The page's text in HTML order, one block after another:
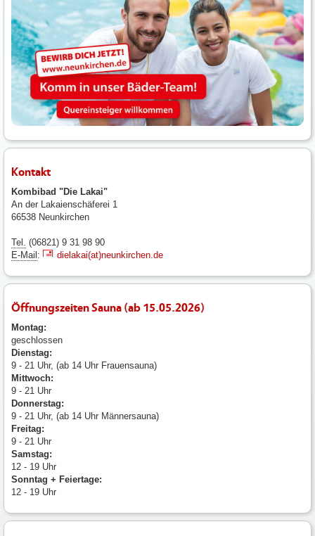
Kontakt
Kombibad "Die Lakai"
An der Lakaienschäferei 1
66538 Neunkirchen
Tel. (06821) 9 31 98 90
E-Mail : dielakai(at)neunkirchen.de
Öffnungszeiten Sauna (ab 15.05.2026)
Montag:
geschlossen
Dienstag:
9 - 21 Uhr, (ab 14 Uhr Frauensauna)
Mittwoch:
9 - 21 Uhr
Donnerstag:
9 - 21 Uhr, (ab 14 Uhr Männersauna)
Freitag:
9 - 21 Uhr
Samstag:
12 - 19 Uhr
Sonntag + Feiertage:
12 - 19 Uhr